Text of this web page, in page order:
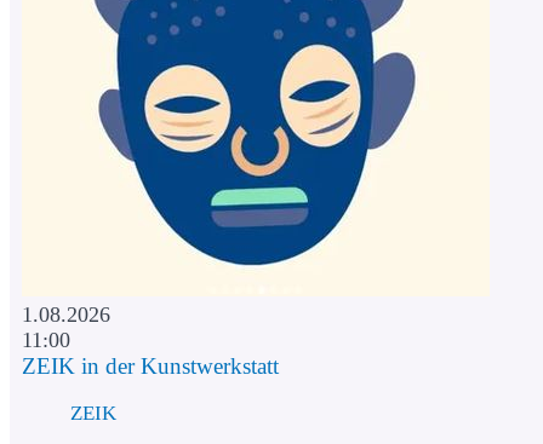
1.08.2026
11:00
ZEIK in der Kunstwerkstatt
ZEIK